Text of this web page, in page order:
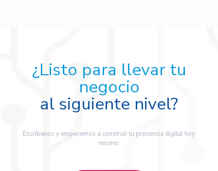
¿Listo para llevar tu
negocio
al siguiente nivel?
Escríbenos y empecemos a construir tu presencia digital hoy
mismo.